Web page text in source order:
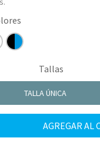
Tallas
TALLA ÚNICA
AGREGAR AL